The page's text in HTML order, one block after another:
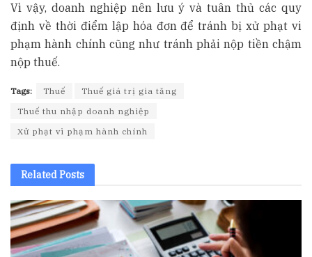
Vì vậy, doanh nghiệp nên lưu ý và tuân thủ các quy
định về thời điểm lập hóa đơn để tránh bị xử phạt vi
phạm hành chính cũng như tránh phải nộp tiền chậm
nộp thuế.
Tags: Thuế
Thuế giá trị gia tăng
Thuế thu nhập doanh nghiệp
Xử phạt vi phạm hành chính
RelatedPosts